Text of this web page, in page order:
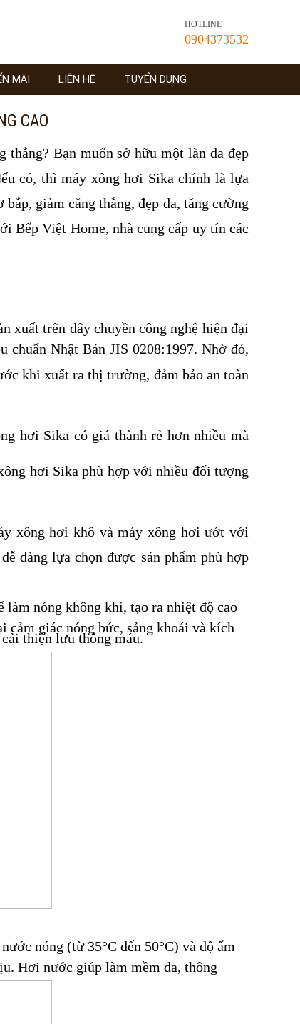
HOTLINE
0904373532
MÃI LIÊN HỆ TUYỂN DỤNG
CAO
Bạn muốn sở hữu một làn da đẹp
có, thì máy xông hơi Sika chính là lựa
giảm căng thẳng, đẹp da, tăng cường
Bếp Việt Home, nhà cung cấp uy tín các
xuất trên dây chuyền công nghệ hiện đại
Nhật Bản JIS 0208:1997. Nhờ đó,
khi xuất ra thị trường, đảm bảo an toàn
hơi Sika có giá thành rẻ hơn nhiều mà
hơi Sika phù hợp với nhiều đối tượng
xông hơi khô và máy xông hơi ướt với
dàng lựa chọn được sản phẩm phù hợp
làm nóng không khí, tạo ra nhiệt độ cao
cảm giác nóng bức, sảng khoái và kích
thiện lưu thông máu.
nóng (từ 35°C đến 50°C) và độ ẩm
Hơi nước giúp làm mềm da, thông